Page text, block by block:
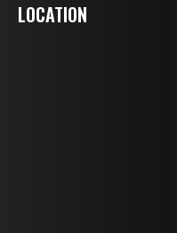
LOCATION